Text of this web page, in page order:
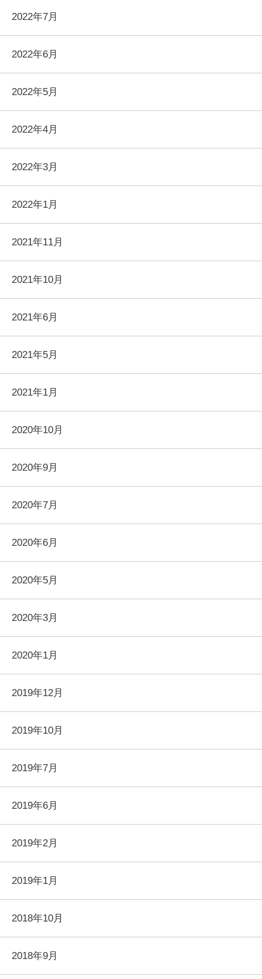
2022年7月
2022年6月
2022年5月
2022年4月
2022年3月
2022年1月
2021年11月
2021年10月
2021年6月
2021年5月
2021年1月
2020年10月
2020年9月
2020年7月
2020年6月
2020年5月
2020年3月
2020年1月
2019年12月
2019年10月
2019年7月
2019年6月
2019年2月
2019年1月
2018年10月
2018年9月